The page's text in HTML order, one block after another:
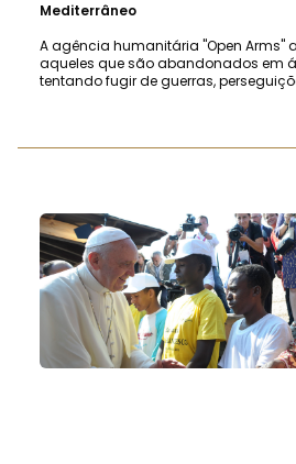
Mediterrâneo
A agência humanitária "Open Arms"
aqueles que são abandonados em
tentando fugir de guerras,